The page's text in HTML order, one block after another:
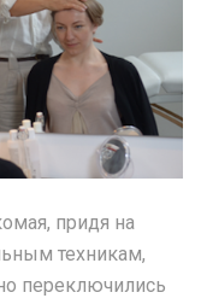
придя на
техникам,
переключились